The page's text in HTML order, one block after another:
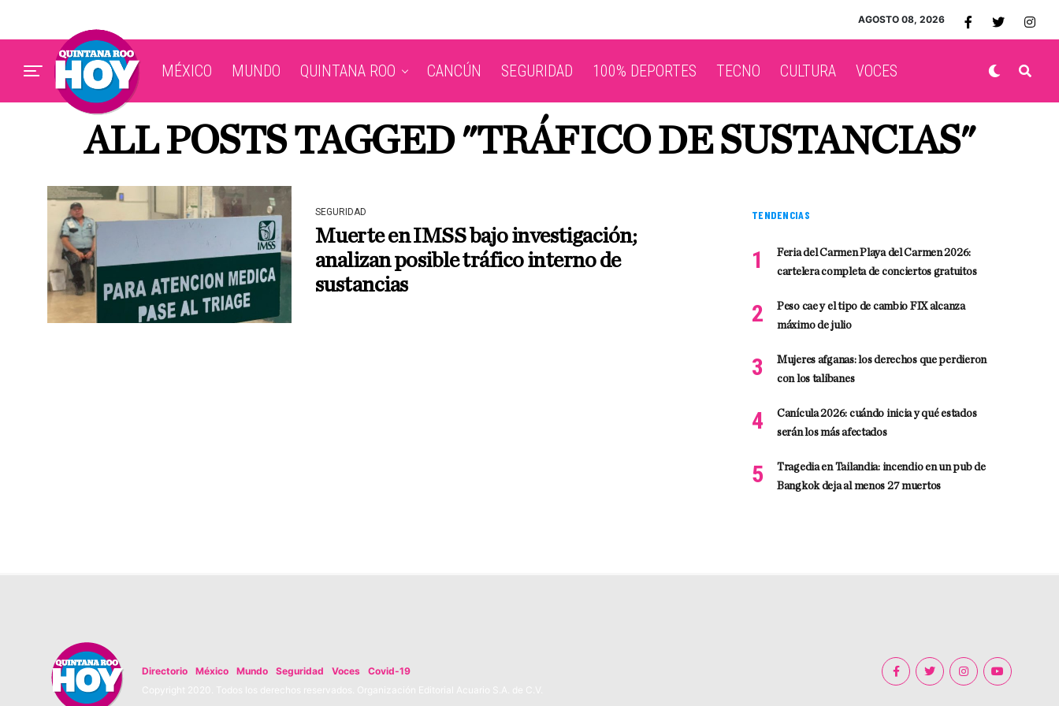
AGOSTO 08, 2026
MÉXICO MUNDO QUINTANA ROO CANCÚN SEGURIDAD 100% DEPORTES TECNO CULTURA VOCES
ALL POSTS TAGGED "TRÁFICO DE SUSTANCIAS"
SEGURIDAD
Muerte en IMSS bajo investigación;
analizan posible tráfico interno de
sustancias
TENDENCIAS
Feria del Carmen Playa del Carmen 2026:
cartelera completa de conciertos gratuitos
Peso cae y el tipo de cambio FIX alcanza
máximo de julio
Mujeres afganas: los derechos que perdieron
con los talibanes
Canícula 2026: cuándo inicia y qué estados
serán los más afectados
Tragedia en Tailandia: incendio en un pub de
Bangkok deja al menos 27 muertos
Directorio México Mundo Seguridad Voces
Covid-19